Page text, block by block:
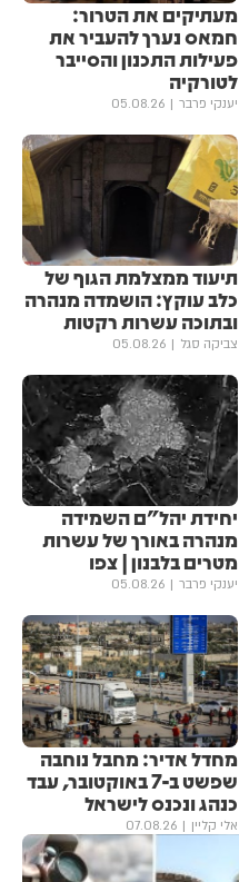
מעתיקים את הטרור:
חמאס נערך להעביר את
פעילות התכנון והסייבר
לטורקיה
יענקי פרבר 05.08.26
תיעוד ממצלמת הגוף של
כלב עוקץ: הושמדה מנהרה
ובתוכה עשרות רקטות
צביקה סגל 05.08.26
יחידת יהל״ם השמידה
מנהרה באורך של עשרות
מטרים בלבנון | צפו
יענקי פרבר 05.08.26
מחדל אדיר: מחבל נוחבה
שפשט ב-7 באוקטובר, עבד
כנהג ונכנס לישראל
אלי קליין 07.08.26